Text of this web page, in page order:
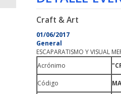
Craft & Art
01/06/2017
General
ESCAPARATISMO Y VISUAL
Acrónimo
Código